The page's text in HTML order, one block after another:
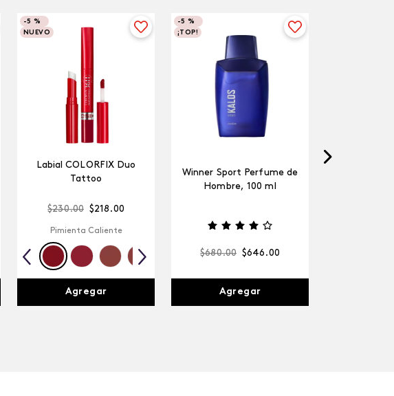
-5 %
NUEVO
Labial COLORFIX Duo
Tattoo
$230.00 $218 .00
Pimienta Caliente
Agregar
-5 %
¡TOP!
Winner Sport Perfume de
Hombre, 100 ml
$680.00 $646 .00
Agregar